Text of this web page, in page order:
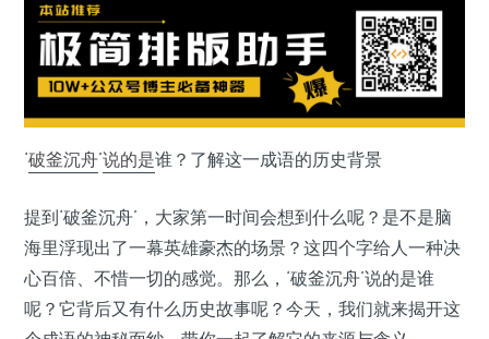
‘破釜沉舟’说的是谁？了解这一成语的历史背景
提到‘破釜沉舟’，大家第一时间会想到什么呢？是不是脑
海里浮现出了一幕英雄豪杰的场景？这四个字给人一种决
心百倍、不惜一切的感觉。那么，‘破釜沉舟’说的是谁
呢？它背后又有什么历史故事呢？今天，我们就来揭开这